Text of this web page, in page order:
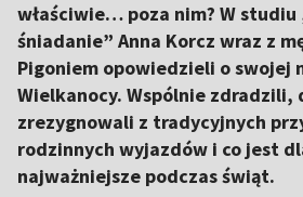
właściwie… poza nim? W studiu
śniadanie” Anna Korcz wraz z
Pigoniem opowiedzieli o swojej
Wielkanocy. Wspólnie zdradzili,
zrezygnowali z tradycyjnych
rodzinnych wyjazdów i co jest
najważniejsze podczas świąt.